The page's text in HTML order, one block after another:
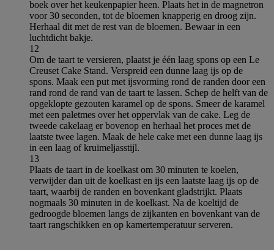
boek over het keukenpapier heen. Plaats het in de magnetron
voor 30 seconden, tot de bloemen knapperig en droog zijn.
Herhaal dit met de rest van de bloemen. Bewaar in een
luchtdicht bakje.
12
Om de taart te versieren, plaatst je één laag spons op een Le
Creuset Cake Stand. Verspreid een dunne laag ijs op de
spons. Maak een put met ijsvorming rond de randen door een
rand rond de rand van de taart te lassen. Schep de helft van de
opgeklopte gezouten karamel op de spons. Smeer de karamel
met een paletmes over het oppervlak van de cake. Leg de
tweede cakelaag er bovenop en herhaal het proces met de
laatste twee lagen. Maak de hele cake met een dunne laag ijs
in een laag of kruimeljasstijl.
13
Plaats de taart in de koelkast om 30 minuten te koelen,
verwijder dan uit de koelkast en ijs een laatste laag ijs op de
taart, waarbij de randen en bovenkant gladstrijkt. Plaats
nogmaals 30 minuten in de koelkast. Na de koeltijd de
gedroogde bloemen langs de zijkanten en bovenkant van de
taart rangschikken en op kamertemperatuur serveren.